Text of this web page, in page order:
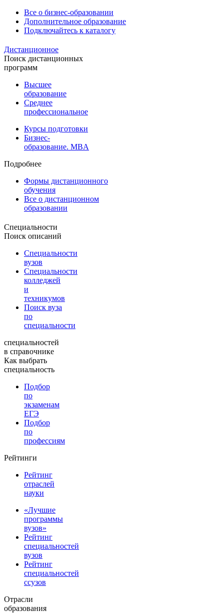
Все о бизнес-образовании
Дополнительное образование
Подключайтесь к каталогу
Дистанционное
Поиск дистанционных
программ
Высшее
образование
Среднее
профессиональное
Курсы подготовки
Бизнес-
образование. MBA
Подробнее
Формы дистанционного
обучения
Все о дистанционном
образовании
Специальности
Поиск описаний
Специальности
вузов
Специальности
колледжей
и
техникумов
Поиск вуза
по
специальности
специальностей
в справочнике
Как выбрать
специальность
Подбор
по
экзаменам
ЕГЭ
Подбор
по
профессиям
Рейтинги
Рейтинг
отраслей
науки
«Лучшие
программы
вузов»
Рейтинг
специальностей
вузов
Рейтинг
специальностей
ссузов
Отрасли
образования